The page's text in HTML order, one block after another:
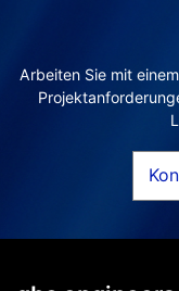
Arbeiten Sie mit